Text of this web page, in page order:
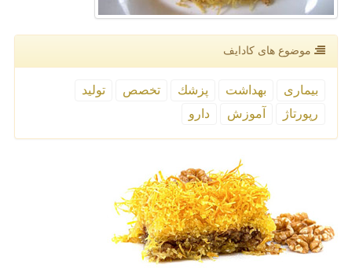
موضوع های كادایف
بیماری بهداشت پزشك تخصص
تولید
رپورتاژ
آموزش دارو